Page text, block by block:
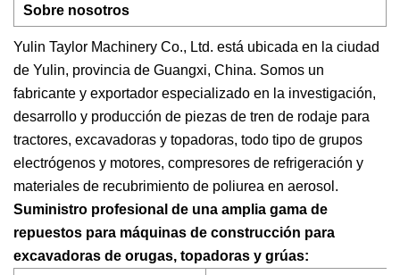
Sobre nosotros
Yulin Taylor Machinery Co., Ltd. está ubicada en la ciudad
de Yulin, provincia de Guangxi, China. Somos un
fabricante y exportador especializado en la investigación,
desarrollo y producción de piezas de tren de rodaje para
tractores, excavadoras y topadoras, todo tipo de grupos
electrógenos y motores, compresores de refrigeración y
materiales de recubrimiento de poliurea en aerosol.
Suministro profesional de una amplia gama de
repuestos para máquinas de construcción para
excavadoras de orugas, topadoras y grúas: